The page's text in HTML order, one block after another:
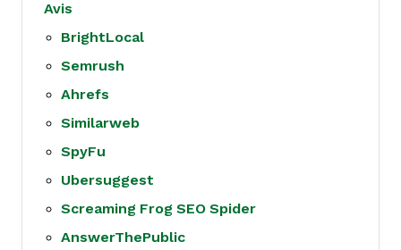
Avis
BrightLocal
Semrush
Ahrefs
Similarweb
SpyFu
Ubersuggest
Screaming Frog SEO Spider
AnswerThePublic